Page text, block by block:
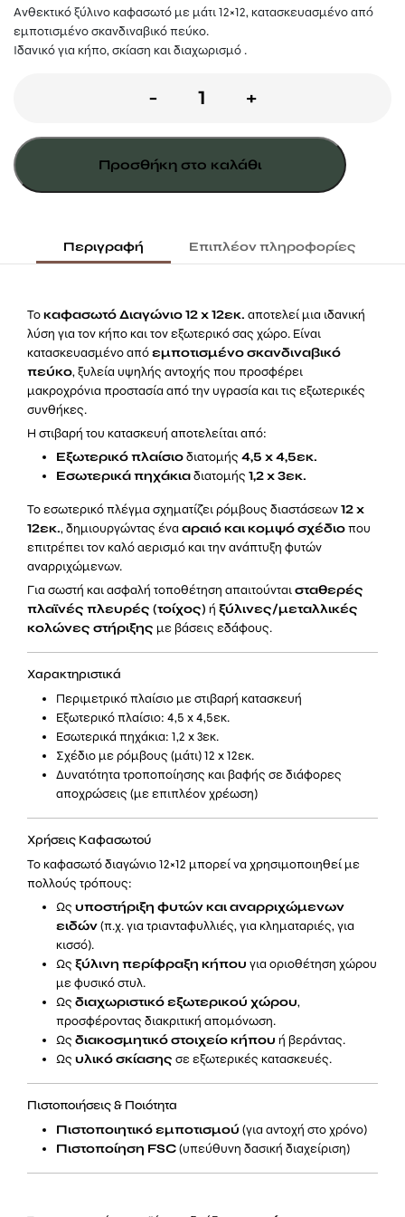
Ανθεκτικό ξύλινο καφασωτό με μάτι 12×12, κατασκευασμένο από
εμποτισμένο σκανδιναβικό πεύκο.
Ιδανικό για κήπο, σκίαση και διαχωρισμό .
-
Ξύλινο
Διαγώνιο
(μάτι
40
180εκ.
ποσότητα
+
Προσθήκη στο καλάθι
Περιγραφή Επιπλέον πληροφορίες
Τοκαφασωτό Διαγώνιο 12 x 12εκ. αποτελεί μια ιδανική
λύση για τον κήπο και τον εξωτερικό σας χώρο. Είναι
κατασκευασμένο απόεμποτισμένο σκανδιναβικό
πεύκο, ξυλεία υψηλής αντοχής που προσφέρει
μακροχρόνια προστασία από την υγρασία και τις εξωτερικές
συνθήκες.
Η στιβαρή του κατασκευή αποτελείται από:
Εξωτερικό πλαίσιοδιατομής 4,5 x 4,5εκ.
Εσωτερικά πηχάκιαδιατομής 1,2 x 3εκ.
Το εσωτερικό πλέγμα σχηματίζει ρόμβους διαστάσεων12 x
12εκ., δημιουργώντας ένα αραιό και κομψό σχέδιοπου
επιτρέπει τον καλό αερισμό και την ανάπτυξη φυτών
αναρριχώμενων.
Για σωστή και ασφαλή τοποθέτηση απαιτούνταισταθερές
πλαϊνές πλευρές (τοίχος) ή ξύλινες/μεταλλικές
κολώνες στήριξης με βάσεις εδάφους.
Χαρακτηριστικά
Περιμετρικό πλαίσιο με στιβαρή κατασκευή
Εξωτερικό πλαίσιο: 4,5 x 4,5εκ.
Εσωτερικά πηχάκια: 1,2 x 3εκ.
Σχέδιο με ρόμβους (μάτι) 12 x 12εκ.
Δυνατότητα τροποποίησης και βαφής σε διάφορες
αποχρώσεις (με επιπλέον χρέωση)
Χρήσεις Καφασωτού
Το καφασωτό διαγώνιο 12×12 μπορεί να χρησιμοποιηθεί με
πολλούς τρόπους:
Ως υποστήριξη φυτών και αναρριχώμενων
ειδών(π.χ. για τριανταφυλλιές, για κληματαριές, για
κισσό).
Ως ξύλινη περίφραξη κήπου για οριοθέτηση χώρου
με φυσικό στυλ.
Ως διαχωριστικό εξωτερικού χώρου,
προσφέροντας διακριτική απομόνωση.
Ως διακοσμητικό στοιχείο κήπου ή βεράντας.
Ως υλικό σκίασης σε εξωτερικές κατασκευές.
Πιστοποιήσεις & Ποιότητα
Πιστοποιητικό εμποτισμού (για αντοχή στο χρόνο)
Πιστοποίηση FSC(υπεύθυνη δασική διαχείριση)